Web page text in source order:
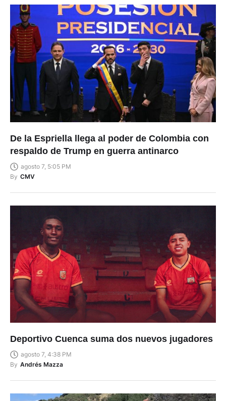
De la Espriella llega al poder de Colombia con
respaldo de Trump en guerra antinarco
agosto 7, 5:05 PM
By CMV
Deportivo Cuenca suma dos nuevos jugadores
agosto 7, 4:38 PM
By Andrés Mazza